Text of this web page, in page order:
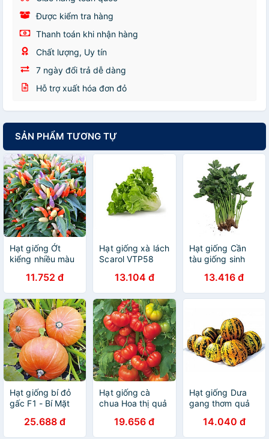
Được kiểm tra hàng
Thanh toán khi nhận hàng
Chất lượng, Uy tín
7 ngày đổi trả dễ dàng
Hỗ trợ xuất hóa đơn đỏ
SẢN PHẨM TƯƠNG TỰ
Hạt giống Ớt
kiểng nhiều màu
VTP8011.752 đ
Hạt giống xà lách
Scarol VTP58
13.104 đ
Hạt giống Cần
tàu giống sinh
mầm tốt VTP30
13.416 đ
Hạt giống bí đỏ
gấc F1 - Bí Mặt
25.688 đ
Hạt giống cà
chua Hoa thị quả
suất cao VTP55
19.656 đ
Hạt giống Dưa
gang thơm quả
14.040 đ